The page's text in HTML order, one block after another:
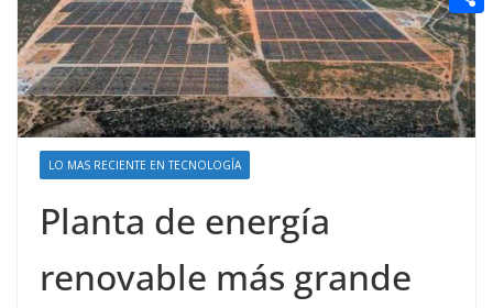
LO MAS RECIENTE EN TECNOLOGÍA
Planta de energía
renovable más grande
n
g
e
r
e
r
e
r
e
s
a
i
l
e
d
d
i
C
o
m
p